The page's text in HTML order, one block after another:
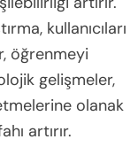
bütçeleme
dayalı olarak
iyi finansal
Çevrimiçi